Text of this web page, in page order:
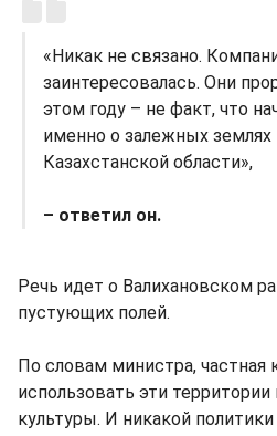
«Никак не связано.
заинтересовалась. Они
этом году – не факт, что
именно о залежных землях
Казахстанской области»,
– ответил он.
Речь идет о Валихановском
пустующих полей.
По словам министра, частная
использовать эти территории
культуры. И никакой